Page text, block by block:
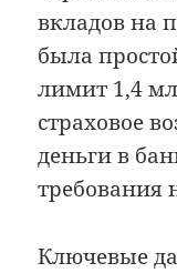
вкладов на
была
лимит 1,4
страховое
деньги в
требования
Ключевые